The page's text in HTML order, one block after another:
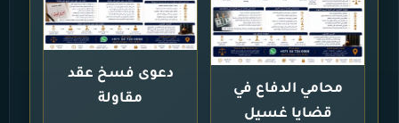
محامي الدفاع في
قضايا غسيل
دعوى فسخ عقد
مقاولة